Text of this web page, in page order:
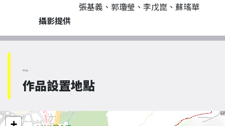
張基義、郭瓊瑩、李戊崑、蘇瑤華
攝影提供
Map
作品設置地點